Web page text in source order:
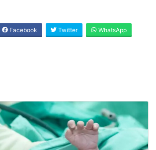
Facebook Twitter WhatsApp